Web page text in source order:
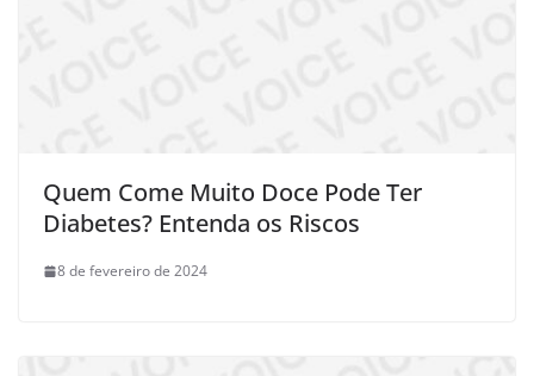
Quem Come Muito Doce Pode Ter
Diabetes? Entenda os Riscos
8 de fevereiro de 2024